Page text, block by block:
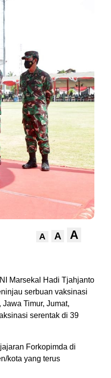
A A A
Marsekal Hadi Tjahjanto
serbuan vaksinasi
Timur, Jumat,
serentak di 39
Forkopimda di
kota yang terus